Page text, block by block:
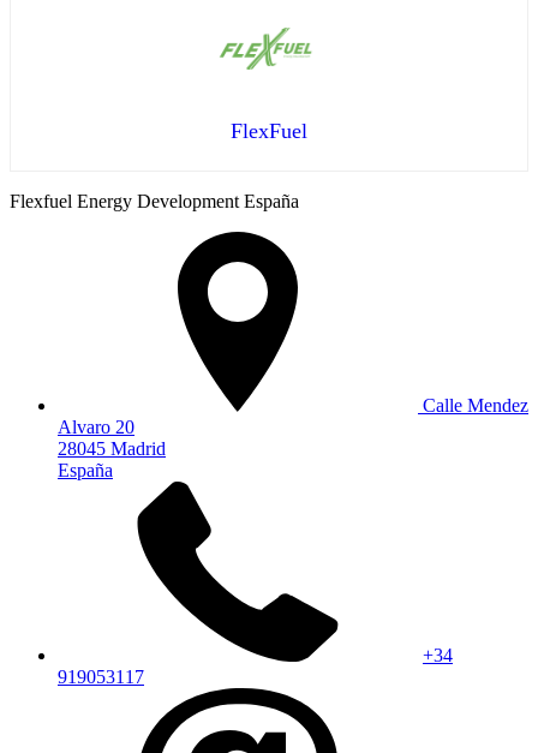
FlexFuel
Flexfuel Energy Development España
Calle Mendez
Alvaro 20
28045 Madrid
España
+34
919053117